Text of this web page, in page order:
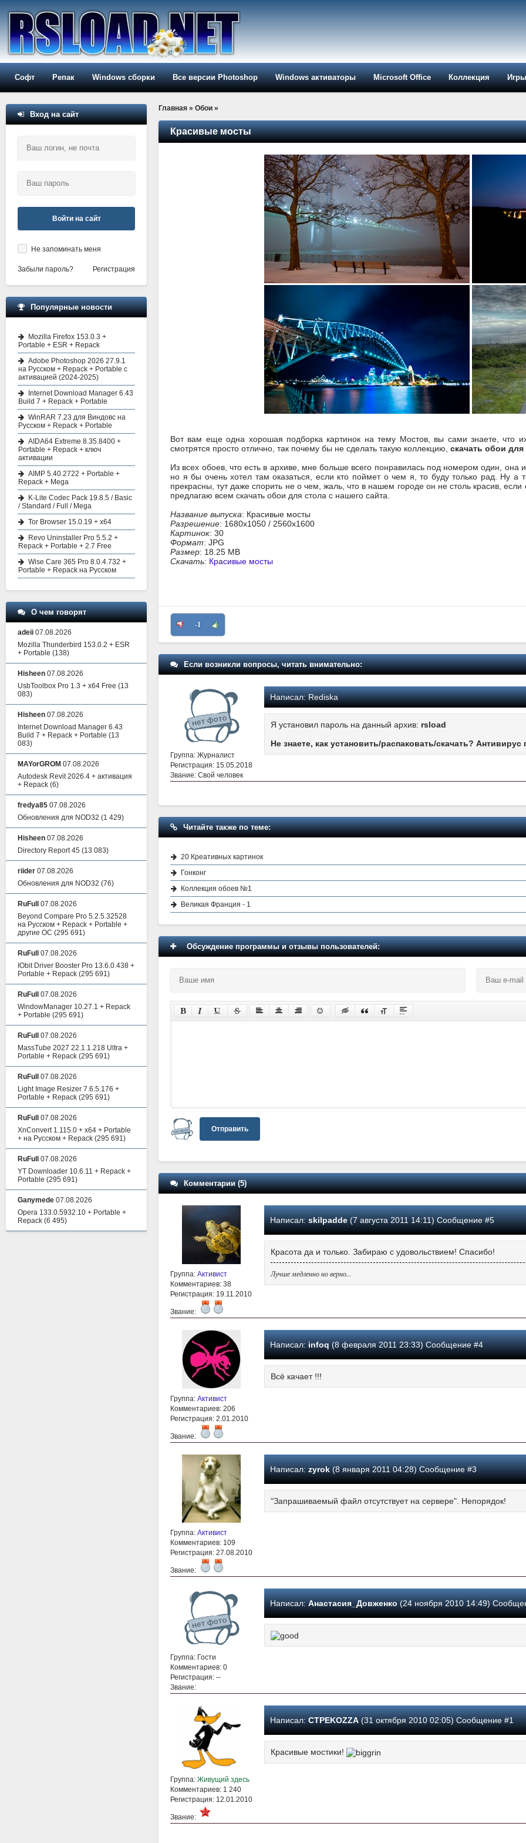
Софт Репак Windows сборки Все версии Photoshop Windows активаторы Microsoft Office Коллекция Игры
Главная » Обои »
Красивые мосты
Вот вам еще одна хорошая подборка картинок на тему Мостов, вы сами знаете, что
смотрятся просто отлично, так почему бы не сделать такую коллекцию, скачать обои для
Из всех обоев, что есть в архиве, мне больше всего понравилась под номером один, она
но я бы очень хотел там оказаться, если кто поймет о чем я, то буду только рад. Ну а
прекрасны, тут даже спорить не о чем, жаль, что в нашем городе он не столь красив,
предлагаю всем скачать обои для стола с нашего сайта.
Название выпуска: Красивые мосты
Разрешение: 1680x1050 / 2560x1600
Картинок: 30
Формат: JPG
Размер: 18.25 MB
Скачать: Красивые мосты
-1
Если возникли вопросы, читать внимательно:
Группа: Журналист
Регистрация: 15.05.2018
Звание: Свой человек
Написал:Rediska
Я установил пароль на данный архив: rsload
Не знаете, как установить/распаковать/скачать?
Читайте также по теме:
20 Креативных картинок
Гонконг
Коллекция обоев №1
Великая Франция - 1
Обсуждение программы и отзывы пользователей:
Отправить
Комментарии (5)
Группа: Активист
Комментариев: 38
Регистрация: 19.11.2010
Звание:
Написал: skilpadde(7 августа 2011 14:11) Сообщение #5
Красота да и только. Забираю с удовольствием! Спасибо!
Лучше медленно но верно...
Группа: Активист
Комментариев: 206
Регистрация: 2.01.2010
Звание:
Написал: infoq(8 февраля 2011 23:33) Сообщение #4
Всё качает !!!
Группа: Активист
Комментариев: 109
Регистрация: 27.08.2010
Звание:
Написал: zyrok(8 января 2011 04:28) Сообщение #3
"Запрашиваемый файл отсутствует на сервере". Непорядок!
Группа: Гости
Комментариев: 0
Регистрация: --
Звание:
Написал: Анастасия_Довженко(24 ноября 2010 14:49)
Группа: Живущий здесь
Комментариев: 1 240
Регистрация: 12.01.2010
Звание:
Написал: CTPEKOZZA(31 октября 2010 02:05) Сообщение #1
Красивые мостики!
Вход на сайт
Войти на сайт
Не запоминать меня
Забыли пароль? Регистрация
Популярные новости
Mozilla Firefox 153.0.3 +
Portable + ESR + Repack
Adobe Photoshop 2026 27.9.1
на Русском + Repack + Portable с
активацией (2024-2025)
Internet Download Manager 6.43
Build 7 + Repack + Portable
WinRAR 7.23 для Виндовс на
Русском + Repack + Portable
AIDA64 Extreme 8.35.8400 +
Portable + Repack + ключ
активации
AIMP 5.40.2722 + Portable +
Repack + Mega
K-Lite Codec Pack 19.8.5 / Basic
/ Standard / Full / Mega
Tor Browser 15.0.19 + x64
Revo Uninstaller Pro 5.5.2 +
Repack + Portable + 2.7 Free
Wise Care 365 Pro 8.0.4.732 +
Portable + Repack на Русском
О чем говорят
adeii 07.08.2026
Mozilla Thunderbird 153.0.2 + ESR
+ Portable (138)
Hisheen 07.08.2026
UsbToolbox Pro 1.3 + x64 Free (13
083)
Hisheen 07.08.2026
Internet Download Manager 6.43
Build 7 + Repack + Portable (13
083)
MAYorGROM 07.08.2026
Autodesk Revit 2026.4 + активация
+ Repack (6)
fredya85 07.08.2026
Обновления для NOD32 (1 429)
Hisheen 07.08.2026
Directory Report 45 (13 083)
riider 07.08.2026
Обновления для NOD32 (76)
RuFull
07.08.2026
Beyond Compare Pro 5.2.5.32528
на Русском + Repack + Portable +
другие ОС (295 691)
RuFull
07.08.2026
IObit Driver Booster Pro 13.6.0.438 +
Portable + Repack (295 691)
RuFull
07.08.2026
WindowManager 10.27.1 + Repack
+ Portable (295 691)
RuFull
07.08.2026
MassTube 2027 22.1.1.218 Ultra +
Portable + Repack (295 691)
RuFull
07.08.2026
Light Image Resizer 7.6.5.176 +
Portable + Repack (295 691)
RuFull
07.08.2026
XnConvert 1.115.0 + x64 + Portable
+ на Русском + Repack (295 691)
RuFull
07.08.2026
YT Downloader 10.6.11 + Repack +
Portable (295 691)
Ganymede 07.08.2026
Opera 133.0.5932.10 + Portable +
Repack (6 495)